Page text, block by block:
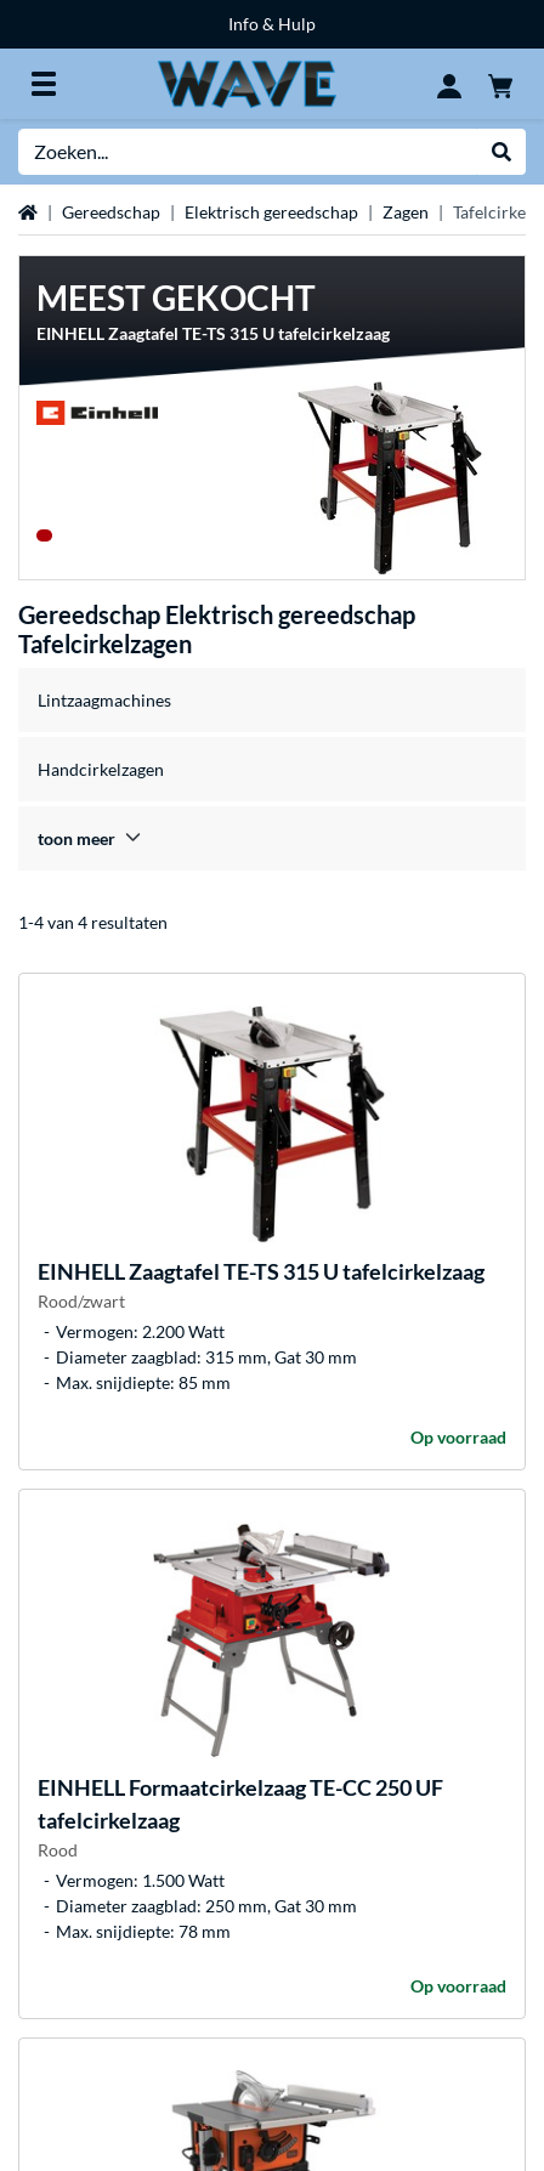
Info & Hulp
HomeGereedschap Elektrisch gereedschap Zagen
MEEST GEKOCHT
EINHELL Zaagtafel TE-TS 315 U tafelcirkelzaag
Gereedschap Elektrisch gereedschap
Tafelcirkelzagen
Lintzaagmachines
Handcirkelzagen
toon meer
1-4 van 4 resultaten
EINHELLZaagtafel TE-TS 315 U tafelcirkelzaag
Rood/zwart
Vermogen: 2.200 Watt
Diameter zaagblad: 315 mm, Gat 30 mm
Max. snijdiepte: 85 mm
Op voorraad
EINHELLFormaatcirkelzaag TE-CC 250 UF
tafelcirkelzaag
Rood
Vermogen: 1.500 Watt
Diameter zaagblad: 250 mm, Gat 30 mm
Max. snijdiepte: 78 mm
Op voorraad